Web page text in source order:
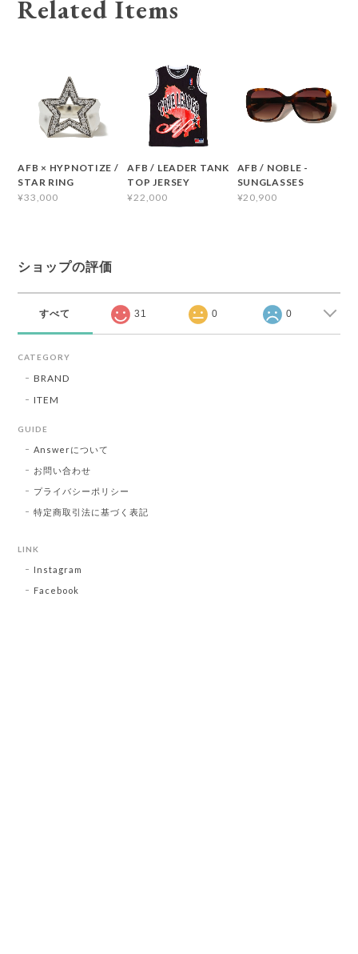
Related Items
AFB × HYPNOTIZE /
STAR RING
¥33,000
AFB / LEADER TANK
TOP JERSEY
¥22,000
AFB / NOBLE -
SUNGLASSES
¥20,900
ショップの評価
すべて 31 0 0
CATEGORY
BRAND
ITEM
GUIDE
Answerについて
お問い合わせ
プライバシーポリシー
特定商取引法に基づく表記
LINK
Instagram
Facebook